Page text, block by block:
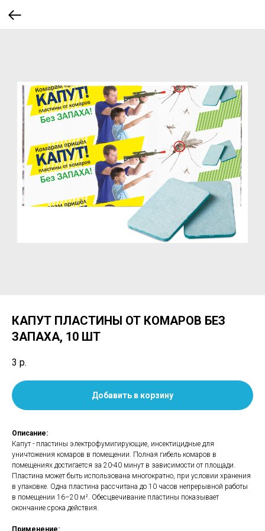
КАПУТ ПЛАСТИНЫ ОТ КОМАРОВ БЕЗ
ЗАПАХА, 10 ШТ
3 р.
Добавить в корзину
Описание:
Капут - пластины электрофумигирующие, инсектицидные для
уничтожения комаров в помещении. Полная гибель комаров в
помещениях достигается за 20-40 минут в зависимости от площади.
Пластина может быть использована многократно, при условии хранения
в упаковке. Одна пластина рассчитана до 10 часов непрерывной работы
в помещении 16–20 м². Обесцвечивание пластины показывает
окончание срока действия.